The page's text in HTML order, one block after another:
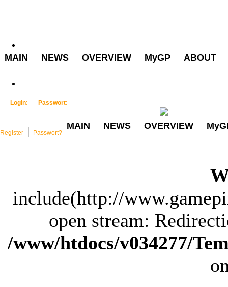
MAIN NEWS OVERVIEW MyGP ABOUT
Login: Passwort:
Register Passwort?
MAIN NEWS OVERVIEW
include(http://
open stream:
/www/htdocs/v034277/